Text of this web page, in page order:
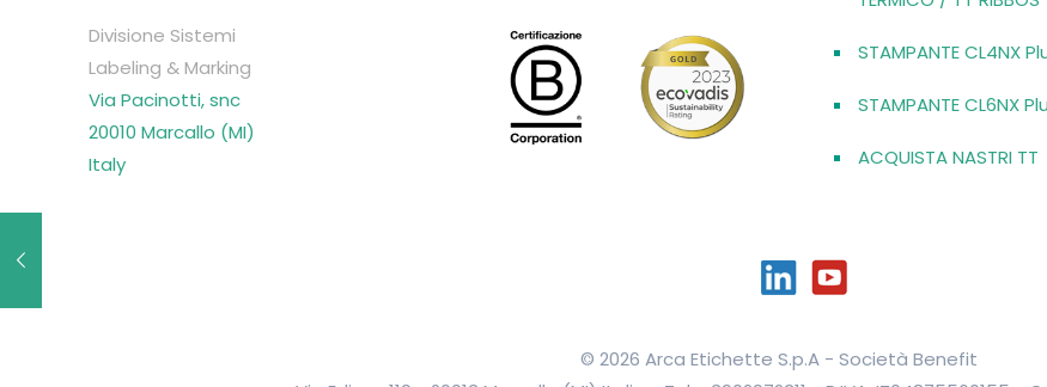
Divisione Sistemi
Labeling & Marking
Via Pacinotti, snc
20010 Marcallo (MI)
Italy
STAMPANTE CL4NX
STAMPANTE CL6NX
ACQUISTA NASTRI TT
© 2026 Arca Etichette S.p.A - Società Benefit